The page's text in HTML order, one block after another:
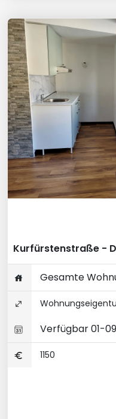
Kurfürstenstraße -
Gesamte
Verfügbar 01-
1150